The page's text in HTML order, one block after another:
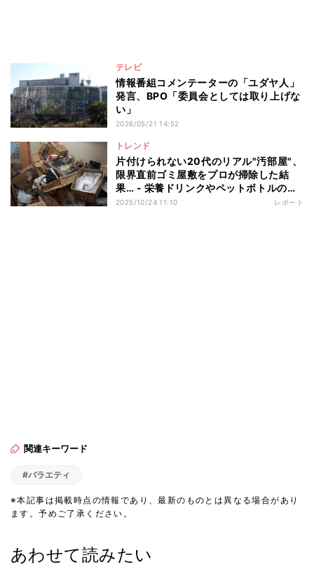
テレビ
情報番組コメンテーターの「ユダヤ人」
発言、BPO「委員会としては取り上げな
い」
2026/05/21 14:52
トレンド
片付けられない20代のリアル"汚部屋"、
限界直前ゴミ屋敷をプロが掃除した結
果… - 栄養ドリンクやペットボトルの
山、謎の土の正体は?
2025/10/24 11:10 レポート
関連キーワード
#バラエティ
※本記事は掲載時点の情報であり、最新のものとは異なる場合があり
ます。予めご了承ください。
あわせて読みたい